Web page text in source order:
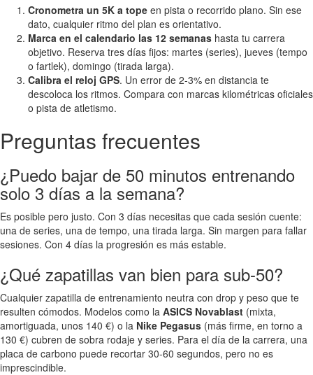
Cronometra un 5K a tope en pista o recorrido plano. Sin ese
dato, cualquier ritmo del plan es orientativo.
Marca en el calendario las 12 semanas hasta tu carrera
objetivo. Reserva tres días fijos: martes (series), jueves (tempo
o fartlek), domingo (tirada larga).
Calibra el reloj GPS. Un error de 2-3% en distancia te
descoloca los ritmos. Compara con marcas kilométricas oficiales
o pista de atletismo.
Preguntas frecuentes
¿Puedo bajar de 50 minutos entrenando
solo 3 días a la semana?
Es posible pero justo. Con 3 días necesitas que cada sesión cuente:
una de series, una de tempo, una tirada larga. Sin margen para fallar
sesiones. Con 4 días la progresión es más estable.
¿Qué zapatillas van bien para sub-50?
Cualquier zapatilla de entrenamiento neutra con drop y peso que te
resulten cómodos. Modelos como la ASICS Novablast (mixta,
amortiguada, unos 140 €) o la Nike Pegasus (más firme, en torno a
130 €) cubren de sobra rodaje y series. Para el día de la carrera, una
placa de carbono puede recortar 30-60 segundos, pero no es
imprescindible.